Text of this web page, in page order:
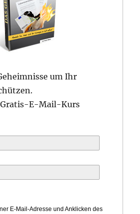
um Ihr
E-Mail-Kurs
E-Mail-Adresse und Anklicken des